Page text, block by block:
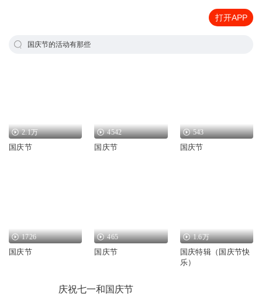
打开APP
国庆节的活动有那些
2.1万
国庆节
4542
国庆节
543
国庆节
1726
国庆节
465
国庆节
1.6万
国庆特辑（国庆节快
乐）
庆祝七一和国庆节